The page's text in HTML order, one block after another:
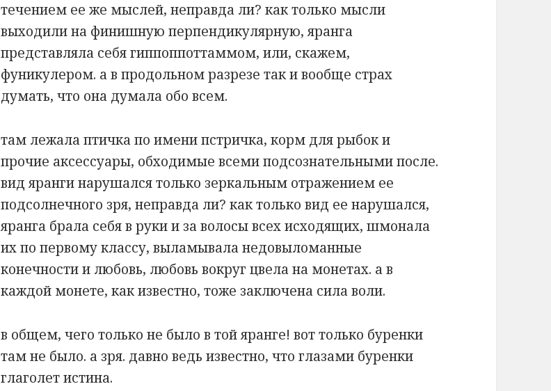
течением ее же мыслей, неправда ли? как только мысли
выходили на финишную перпендикулярную, яранга
представляла себя гиппоппоттаммом, или, скажем,
фуникулером. а в продольном разрезе так и вообще страх
думать, что она думала обо всем.
там лежала птичка по имени пстричка, корм для рыбок и
прочие аксессуары, обходимые всеми подсознательными после.
вид яранги нарушался только зеркальным отражением ее
подсолнечного зря, неправда ли? как только вид ее нарушался,
яранга брала себя в руки и за волосы всех исходящих, шмонала
их по первому классу, выламывала недовыломанные
конечности и любовь, любовь вокруг цвела на монетах. а в
каждой монете, как известно, тоже заключена сила воли.
в общем, чего только не было в той яранге! вот только буренки
там не было. а зря. давно ведь известно, что глазами буренки
глаголет истина.